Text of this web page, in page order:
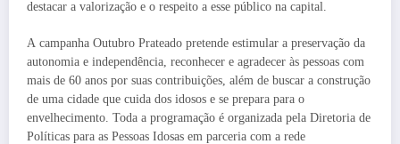
destacar a valorização e o respeito a esse público na capital.
A campanha Outubro Prateado pretende estimular a preservação da
autonomia e independência, reconhecer e agradecer às pessoas com
mais de 60 anos por suas contribuições, além de buscar a construção
de uma cidade que cuida dos idosos e se prepara para o
envelhecimento. Toda a programação é organizada pela Diretoria de
Políticas para as Pessoas Idosas em parceria com a rede